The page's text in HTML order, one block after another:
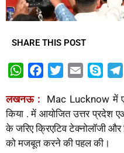
SHARE THIS POST
W
a
s
A
c
e
b
o
i
t
t
e
a
i
l
y
p
e
लखनऊ :
Mac Lucknow में
किया . में आयोजित उत्तर प्रदेश
के जरिए क्रिएटिव टेक्नोलॉजी और
को मजबूत करने की पहल की।